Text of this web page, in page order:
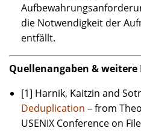
die Notwendigkeit der
entfällt.
Quellenangaben &
[1] Harnik, Kaitzin and
Deduplication – from
USENIX Conference on